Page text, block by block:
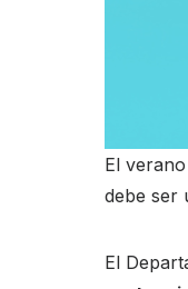
El
debe ser
El